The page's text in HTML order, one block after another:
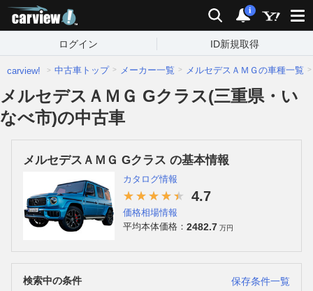
検索 通知
i
ログイン ID新規取得
carview! 中古車トップ メーカー一覧 メルセデスＡＭＧの車種一覧
メルセデスＡＭＧ Gクラス(三重県・い
なべ市)の中古車
メルセデスＡＭＧ Gクラス の基本情報
カタログ情報
4.7
価格相場情報
平均本体価格： 2482.7 万円
検索中の条件
保存条件一覧